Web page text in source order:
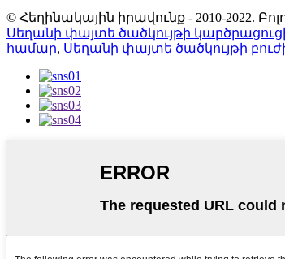
© Հեղինակային իրավունք - 2010-2022.
Սեղանի փայտե ծածկույթի
համար, Սեղանի փայտե ծածկույթի